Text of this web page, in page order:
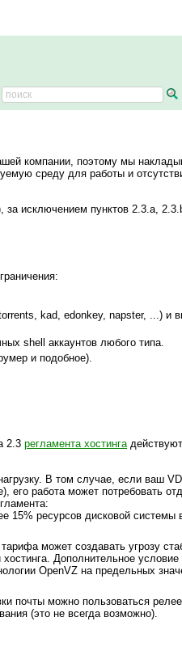
компании, поэтому мы
среду для работы и
за исключением пунктов 2.3.a,
kad, edonkey, napster, ...) и
shell аккаунтов любого типа.
и подобное).
2.3 регламента хостинга
В том случае, если ваш
его работа может потребовать
15% ресурсов дисковой системы
может создавать угрозу
Дополнительное
OpenVZ на предельных
почты можно пользоваться
(это не всегда возможно).